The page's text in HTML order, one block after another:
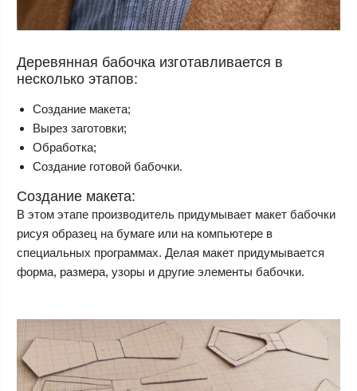
Деревянная бабочка изготавливается в
несколько этапов:
Создание макета;
Вырез заготовки;
Обработка;
Создание готовой бабочки.
Создание макета:
В этом этапе производитель придумывает макет бабочки
рисуя образец на бумаге или на компьютере в
специальных программах. Делая макет придумывается
форма, размера, узоры и другие элементы бабочки.